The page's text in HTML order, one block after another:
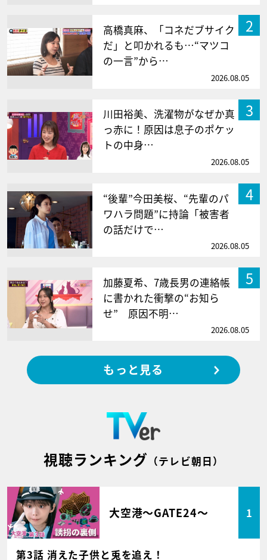
2
高橋真麻、「コネだブサイク
だ」と叩かれるも…“マツコ
の一言”から…
2026.08.05
3
川田裕美、洗濯物がなぜか真
っ赤に！原因は息子のポケッ
トの中身…
2026.08.05
4
“後輩”今田美桜、“先輩のパ
ワハラ問題”に持論「被害者
の話だけで…
2026.08.05
5
加藤夏希、7歳長男の連絡帳
に書かれた衝撃の“お知ら
せ” 原因不明…
2026.08.05
もっと見る
視聴ランキング （テレビ朝日）
大空港～GATE24～ 1
第3話 消えた子供と兎を追え！